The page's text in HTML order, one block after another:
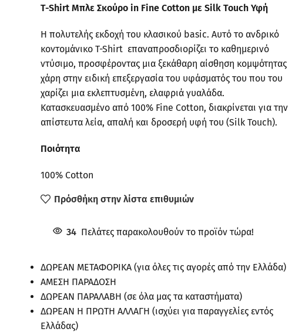
T-Shirt Μπλε Σκούρο in Fine Cotton με Silk Touch Υφή
Η πολυτελής εκδοχή του κλασικού basic. Αυτό το ανδρικό
κοντομάνικο T-Shirt επαναπροσδιορίζει το καθημερινό
ντύσιμο, προσφέροντας μια ξεκάθαρη αίσθηση κομψότητας
χάρη στην ειδική επεξεργασία του υφάσματός του που του
χαρίζει μια εκλεπτυσμένη, ελαφριά γυαλάδα.
Κατασκευασμένο από 100% Fine Cotton, διακρίνεται για την
απίστευτα λεία, απαλή και δροσερή υφή του (Silk Touch).
Ποιότητα
100% Cotton
Πρόσθήκη στην λίστα επιθυμιών
34 Πελάτες παρακολουθούν το προϊόν τώρα!
ΔΩΡΕΑΝ ΜΕΤΑΦΟΡΙΚΑ (για όλες τις αγορές από την Ελλάδα)
ΑΜΕΣΗ ΠΑΡΑΔΟΣΗ
ΔΩΡΕΑΝ ΠΑΡΑΛΑΒΗ (σε όλα μας τα καταστήματα)
ΔΩΡΕΑΝ Η ΠΡΩΤΗ ΑΛΛΑΓΗ (ισχύει για παραγγελίες εντός
Ελλάδας)